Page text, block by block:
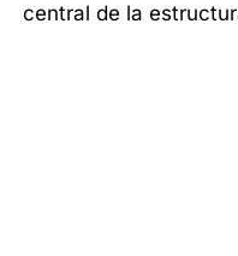
central de la